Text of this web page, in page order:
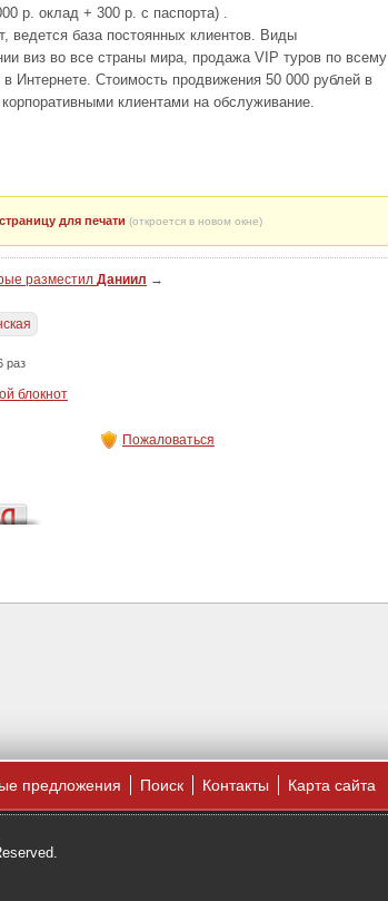
р. оклад + 300 р. с паспорта) .
ведется база постоянных клиентов. Виды
виз во все страны мира, продажа VIP туров по всему
Интернете. Стоимость продвижения 50 000 рублей в
клиентами на обслуживание.
для печати (откроется в новом окне)
разместил Даниил →
раз
блокнот
Пожаловаться
предложения Поиск Контакты Карта сайта